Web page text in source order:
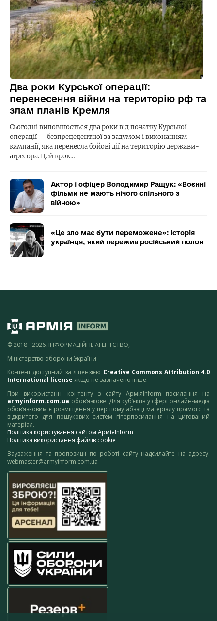
Два роки Курської операції:
перенесення війни на територію рф та
злам планів Кремля
Сьогодні виповнюється два роки від початку Курської
операції — безпрецедентної за задумом і виконанням
кампанії, яка перенесла бойові дії на територію держави-
агресора. Цей крок…
Актор і офіцер Володимир Ращук: «Воєнні
фільми не мають нічого спільного з
війною»
«Це зло має бути переможене»: історія
українця, який пережив російський полон
© 2018 - 2026, ІНФОРМАЦІЙНЕ АГЕНТСТВО,
Міністерство оборони України
Контент доступний за ліцензією Creative Commons Attribution 4.0
International license якщо не зазначено інше.
При використанні контенту з сайту АрміяInform посилання на
armyinform.com.ua обов’язкове. Для суб’єктів у сфері онлайн-медіа
обов’язковим є розміщення у першому абзаці матеріалу прямого та
відкритого для пошукових систем гіперпосилання на цитований
матеріал.
Політика користування сайтом АрміяInform
Політика використання файлів cookie
Зауваження та пропозиції по роботі сайту надсилайте на адресу:
webmaster@armyinform.com.ua